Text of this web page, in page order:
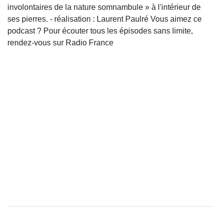
involontaires de la nature somnambule » à l'intérieur de
ses pierres. - réalisation : Laurent Paulré Vous aimez ce
podcast ? Pour écouter tous les épisodes sans limite,
rendez-vous sur Radio France